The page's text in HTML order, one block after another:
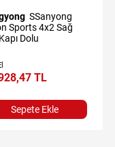
Sports 4x2 Sağ
Dolu
TL
Sepete Ekle